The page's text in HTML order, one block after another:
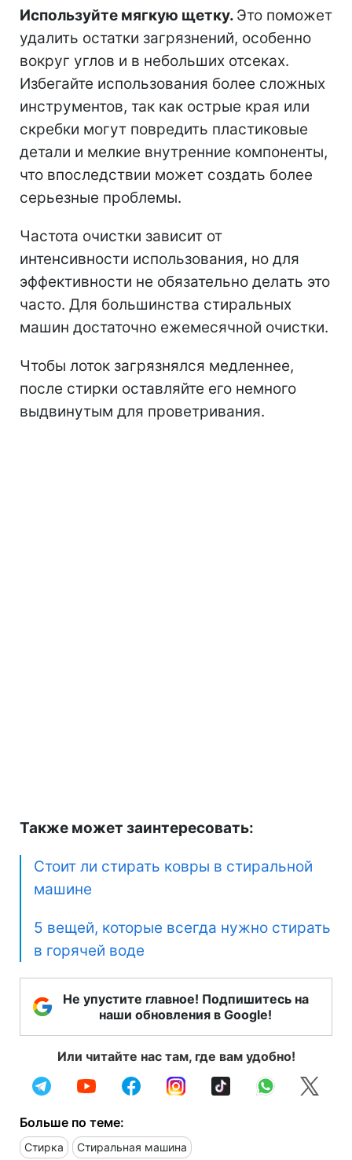
Используйте мягкую щетку. Это поможет
удалить остатки загрязнений, особенно
вокруг углов и в небольших отсеках.
Избегайте использования более сложных
инструментов, так как острые края или
скребки могут повредить пластиковые
детали и мелкие внутренние компоненты,
что впоследствии может создать более
серьезные проблемы.
Частота очистки зависит от
интенсивности использования, но для
эффективности не обязательно делать это
часто. Для большинства стиральных
машин достаточно ежемесячной очистки.
Чтобы лоток загрязнялся медленнее,
после стирки оставляйте его немного
выдвинутым для проветривания.
Также может заинтересовать:
Стоит ли стирать ковры в стиральной
машине
5 вещей, которые всегда нужно стирать
в горячей воде
Не упустите главное! Подпишитесь на
наши обновления в Google!
Или читайте нас там, где вам удобно!
Больше по теме:
Стирка Стиральная машина